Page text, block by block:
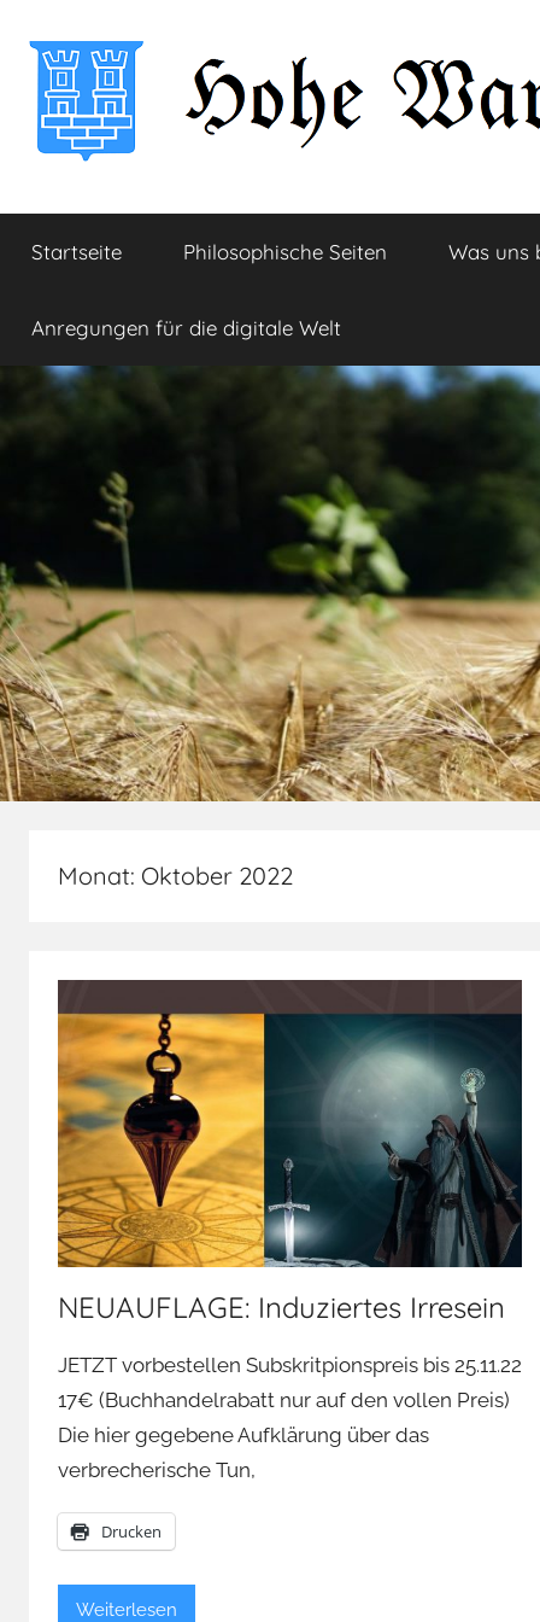
Inhalt
springen
Hohe
Warte
Startseite Philosophische Seiten Was uns
Anregungen für die digitale Welt
Monat: Oktober 2022
NEUAUFLAGE: Induziertes Irresein
JETZT vorbestellen Subskritpionspreis bis 25.11.22
17€ (Buchhandelrabatt nur auf den vollen Preis)
Die hier gegebene Aufklärung über das
verbrecherische Tun,
Drucken
Weiterlesen